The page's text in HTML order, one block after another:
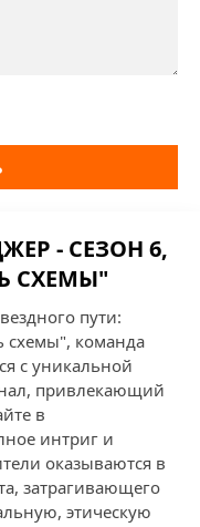
- СЕЗОН 6,
СХЕМЫ"
пути:
схемы", команда
с уникальной
привлекающий
в
интриг и
оказываются в
затрагивающего
этическую